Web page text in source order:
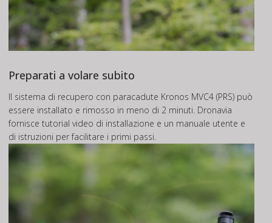
Preparati a volare subito
Il sistema di recupero con paracadute Kronos MVC4 (PRS) può
essere installato e rimosso in meno di 2 minuti. Dronavia
fornisce tutorial video di installazione e un manuale utente e
di istruzioni per facilitare i primi passi.